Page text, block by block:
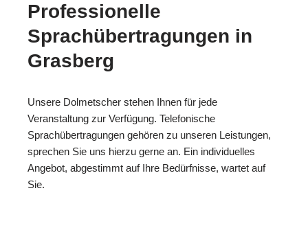
Professionelle
Sprachübertragungen in
Grasberg
Unsere Dolmetscher stehen Ihnen für jede
Veranstaltung zur Verfügung. Telefonische
Sprachübertragungen gehören zu unseren Leistungen,
sprechen Sie uns hierzu gerne an. Ein individuelles
Angebot, abgestimmt auf Ihre Bedürfnisse, wartet auf
Sie.